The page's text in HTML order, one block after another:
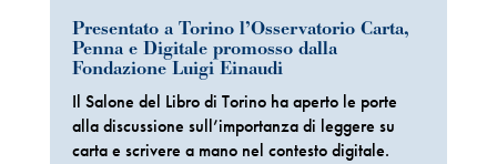
Presentato a Torino l’Osservatorio Carta,
Penna e Digitale promosso dalla
Fondazione Luigi Einaudi
Il Salone del Libro di Torino ha aperto le porte
alla discussione sull’importanza di leggere su
carta e scrivere a mano nel contesto digitale.